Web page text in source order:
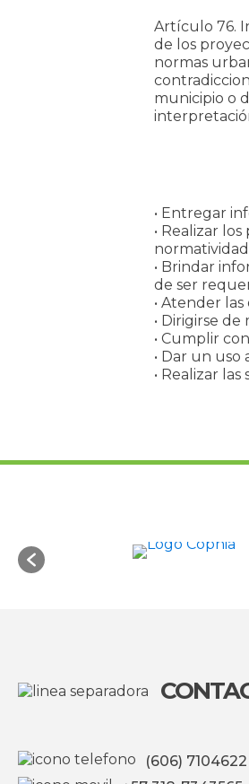
Artículo 76.
de los
normas
municipio o
• Entregar
• Realizar
• Brindar
de ser
• Atender
• Dirigirse
• Cumplir
• Dar un
• Realizar
(606) 7104622